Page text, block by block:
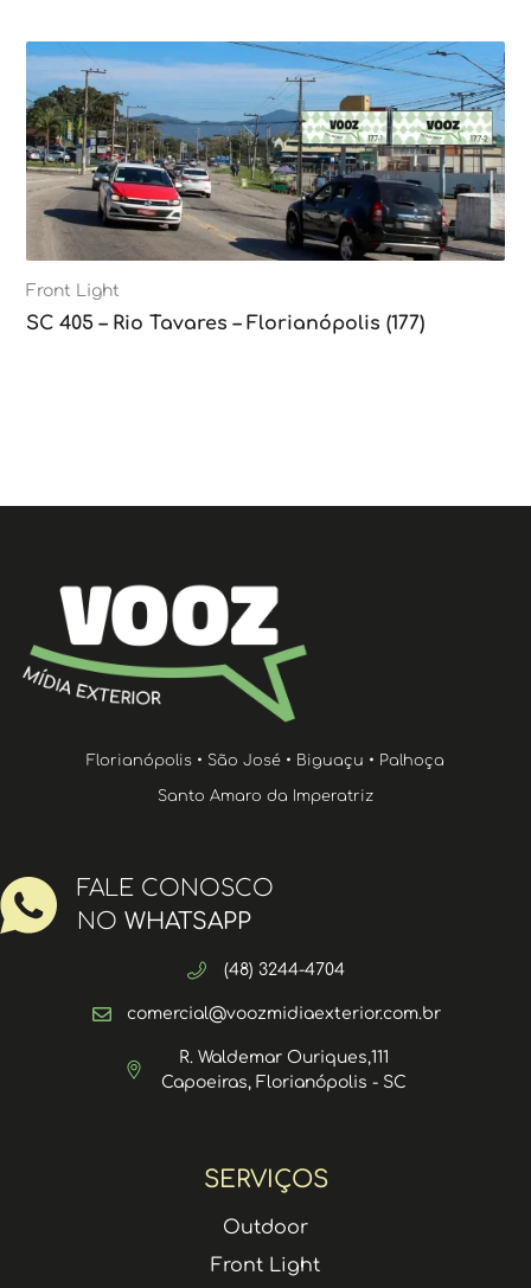
Front Light
SC 405 – Rio Tavares – Florianópolis (177)
SERVIÇOS
Outdoor
Front Light
Florianópolis • São José • Biguaçu • Palhoça
Santo Amaro da Imperatriz
FALE CONOSCO
NO WHATSAPP
(48) 3244-4704
comercial@voozmidiaexterior.com.br
R. Waldemar Ouriques,111
Capoeiras, Florianópolis - SC